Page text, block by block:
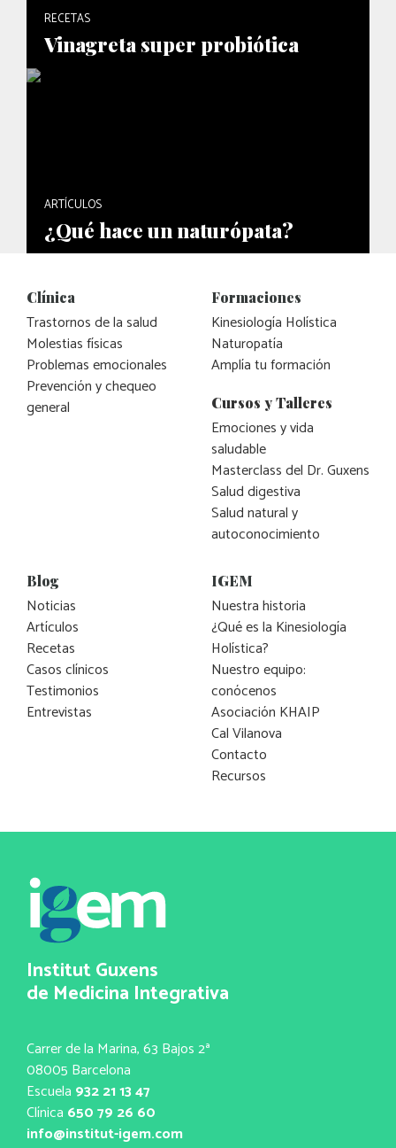
RECETAS
Vinagreta super probiótica
ARTÍCULOS
¿Qué hace un naturópata?
Clínica
Trastornos de la salud
Molestias físicas
Problemas emocionales
Prevención y chequeo
general
Formaciones
Kinesiología Holística
Naturopatía
Amplía tu formación
Cursos y Talleres
Emociones y vida
saludable
Masterclass del Dr. Guxens
Salud digestiva
Salud natural y
autoconocimiento
Blog
Noticias
Artículos
Recetas
Casos clínicos
Testimonios
Entrevistas
IGEM
Nuestra historia
¿Qué es la Kinesiología
Holística?
Nuestro equipo:
conócenos
Asociación KHAIP
Cal Vilanova
Contacto
Recursos
Institut Guxens
de Medicina Integrativa
Carrer de la Marina, 63 Bajos 2ª
08005 Barcelona
Escuela 932 21 13 47
Clínica 650 79 26 60
info@institut-igem.com